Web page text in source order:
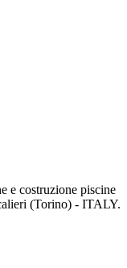
e costruzione piscine
(Torino) - ITALY.